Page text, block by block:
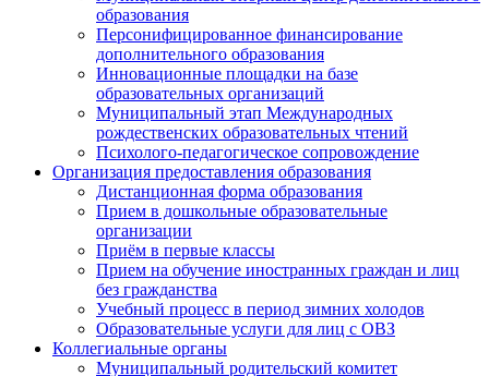
образования
Персонифицированное финансирование
дополнительного образования
Инновационные площадки на базе
образовательных организаций
Муниципальный этап Международных
рождественских образовательных чтений
Психолого-педагогическое сопровождение
Организация предоставления образования
Дистанционная форма образования
Прием в дошкольные образовательные
организации
Приём в первые классы
Прием на обучение иностранных граждан и лиц
без гражданства
Учебный процесс в период зимних холодов
Образовательные услуги для лиц с ОВЗ
Коллегиальные органы
Муниципальный родительский комитет